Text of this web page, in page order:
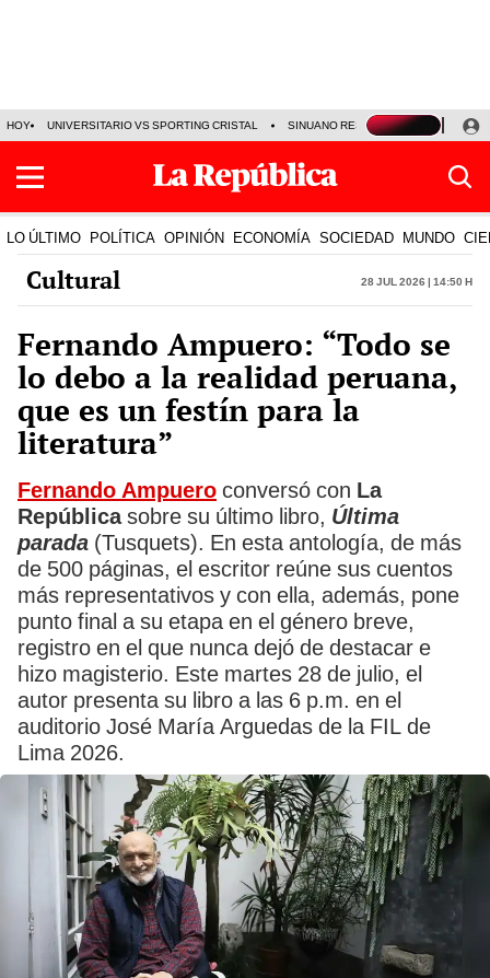
HOY UNIVERSITARIO VS SPORTING CRISTAL SINUANO RESULTADOS HOY
LO ÚLTIMO POLÍTICA OPINIÓN ECONOMÍA SOCIEDAD MUNDO
Cultural 28 Jul 2026 | 14:50 h
Fernando Ampuero: “Todo se
lo debo a la realidad peruana,
que es un festín para la
literatura”
Fernando Ampuero conversó con La
Repúblicasobre su último libro, Última
parada (Tusquets). En esta antología, de más
de 500 páginas, el escritor reúne sus cuentos
más representativos y con ella, además, pone
punto final a su etapa en el género breve,
registro en el que nunca dejó de destacar e
hizo magisterio. Este martes 28 de julio, el
autor presenta su libro a las 6 p.m. en el
auditorio José María Arguedas de la FIL de
Lima 2026.